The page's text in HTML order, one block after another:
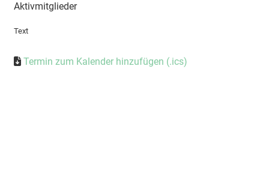
Aktivmitglieder
Text
Termin zum Kalender hinzufügen (.ics)